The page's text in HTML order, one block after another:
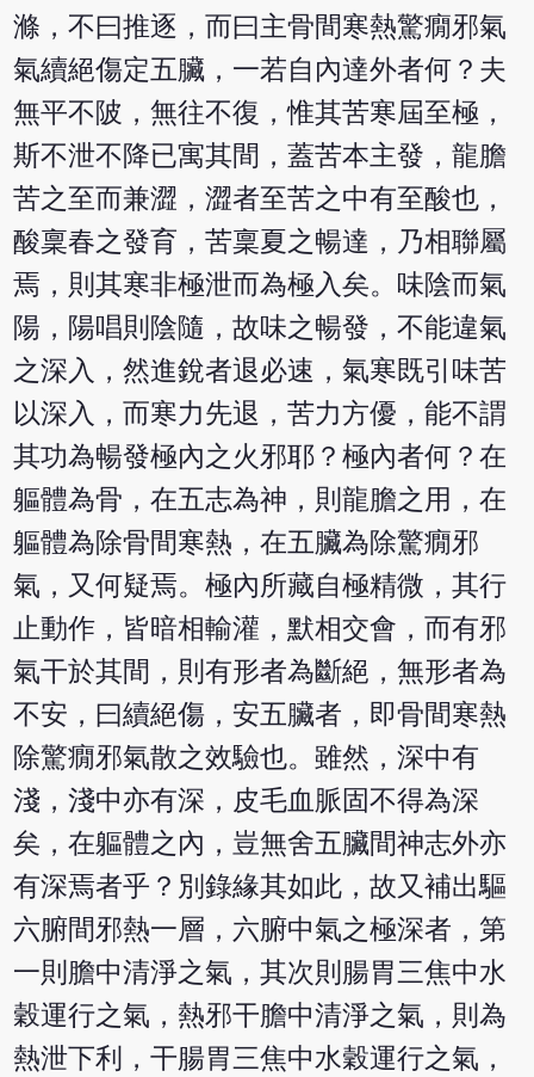
滌，不曰推逐，而曰主骨間寒熱驚癇邪氣
氣續絕傷定五臟，一若自內達外者何？夫
無平不陂，無往不復，惟其苦寒屆至極，
斯不泄不降已寓其間，蓋苦本主發，龍膽
苦之至而兼澀，澀者至苦之中有至酸也，
酸稟春之發育，苦稟夏之暢達，乃相聯屬
焉，則其寒非極泄而為極入矣。味陰而氣
陽，陽唱則陰隨，故味之暢發，不能違氣
之深入，然進銳者退必速，氣寒既引味苦
以深入，而寒力先退，苦力方優，能不謂
其功為暢發極內之火邪耶？極內者何？在
軀體為骨，在五志為神，則龍膽之用，在
軀體為除骨間寒熱，在五臟為除驚癇邪
氣，又何疑焉。極內所藏自極精微，其行
止動作，皆暗相輸灌，默相交會，而有邪
氣干於其間，則有形者為斷絕，無形者為
不安，曰續絕傷，安五臟者，即骨間寒熱
除驚癇邪氣散之效驗也。雖然，深中有
淺，淺中亦有深，皮毛血脈固不得為深
矣，在軀體之內，豈無舍五臟間神志外亦
有深焉者乎？別錄緣其如此，故又補出驅
六腑間邪熱一層，六腑中氣之極深者，第
一則膽中清淨之氣，其次則腸胃三焦中水
穀運行之氣，熱邪干膽中清淨之氣，則為
熱泄下利，干腸胃三焦中水穀運行之氣，